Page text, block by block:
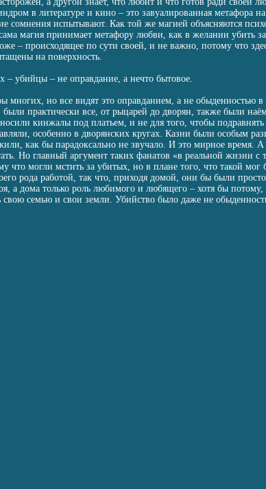
в литературе и кино – это завуалированная метафора
сомнения испытывают. Как той же магией объясняются
магия принимает метафору любви, как в желании убить
– происходящее по сути своей, и не важно, потому что
на поверхность.
– убийцы – не оправдание, а нечто бытовое.
но все видят это оправданием, а не обыденностью в
практически все, от рыцарей до дворян, также были
кинжалы под платьем, и не для того, чтобы
особенно в дворянских кругах. Казни были особым
как бы парадоксально не звучало. И это мирное время.
Но главный аргумент таких фанатов «в реальной жизни с
что могли мстить за убитых, но в плане того, что такой мог
рода работой, так что, приходя домой, они бы были
а дома только роль любимого и любящего – хотя бы потому,
свою семью и свои земли. Убийство было даже не